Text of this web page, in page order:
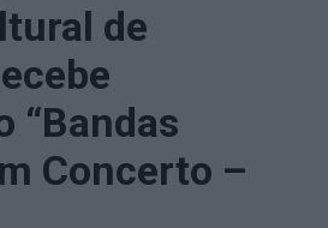
de
“Bandas
Concerto –